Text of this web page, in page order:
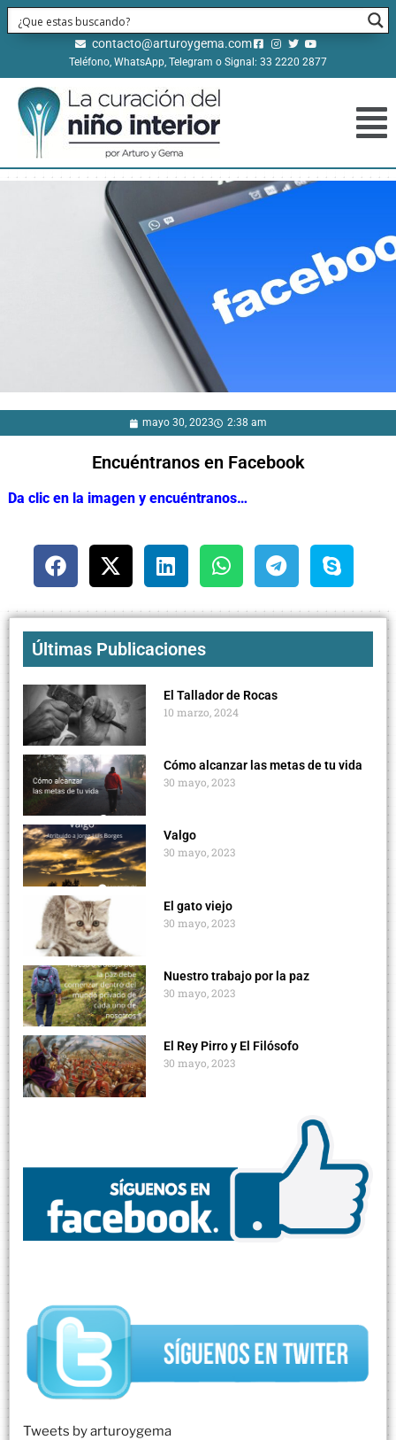
Teléfono, WhatsApp, Telegram o Signal: 33 2220 2877
contacto@arturoygema.com
mayo 30, 2023 2:38 am
Encuéntranos en Facebook
Da clic en la imagen y encuéntranos…
Últimas Publicaciones
El Tallador de Rocas
10 marzo, 2024
Cómo alcanzar las metas de tu vida
30 mayo, 2023
Valgo
30 mayo, 2023
El gato viejo
30 mayo, 2023
Nuestro trabajo por la paz
30 mayo, 2023
El Rey Pirro y El Filósofo
30 mayo, 2023
Tweets by arturoygema